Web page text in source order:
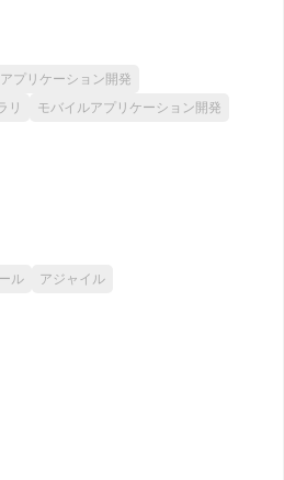
プリケーション開発
リ
モバイルアプリケーション開発
ル アジャイル